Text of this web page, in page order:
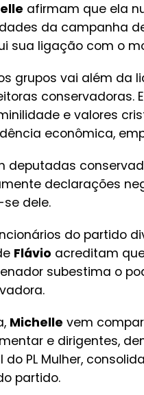
afirmam que ela
da campanha
sua ligação com o
grupos vai além da
conservadoras.
e valores
econômica,
deputadas
declarações
dele.
do partido
Flávio acreditam
subestima o
Michelle vem
e dirigentes,
PL Mulher,
partido.